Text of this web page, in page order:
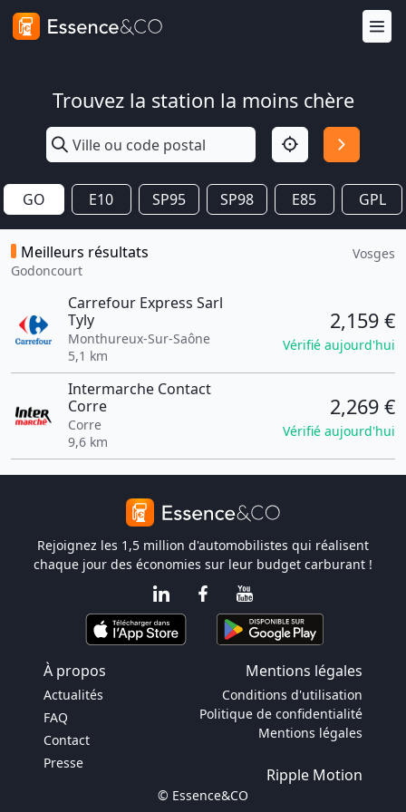
Trouvez la station la moins chère
GO E10 SP95 SP98 E85 GPL
Meilleurs résultats
Godoncourt
Vosges
Carrefour Express Sarl
Tyly
Monthureux-Sur-Saône
5,1 km
2,159 €
Vérifié aujourd'hui
Intermarche Contact
Corre
Corre
9,6 km
2,269 €
Vérifié aujourd'hui
Rejoignez les 1,5 million d'automobilistes qui réalisent
chaque jour des économies sur leur budget carburant !
À propos Mentions légales
Actualités
FAQ
Contact
Presse
Conditions d'utilisation
Politique de confidentialité
Mentions légales
Ripple Motion
© Essence&CO